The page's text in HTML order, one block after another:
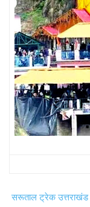
सरूताल ट्रेक उत्तराखंड